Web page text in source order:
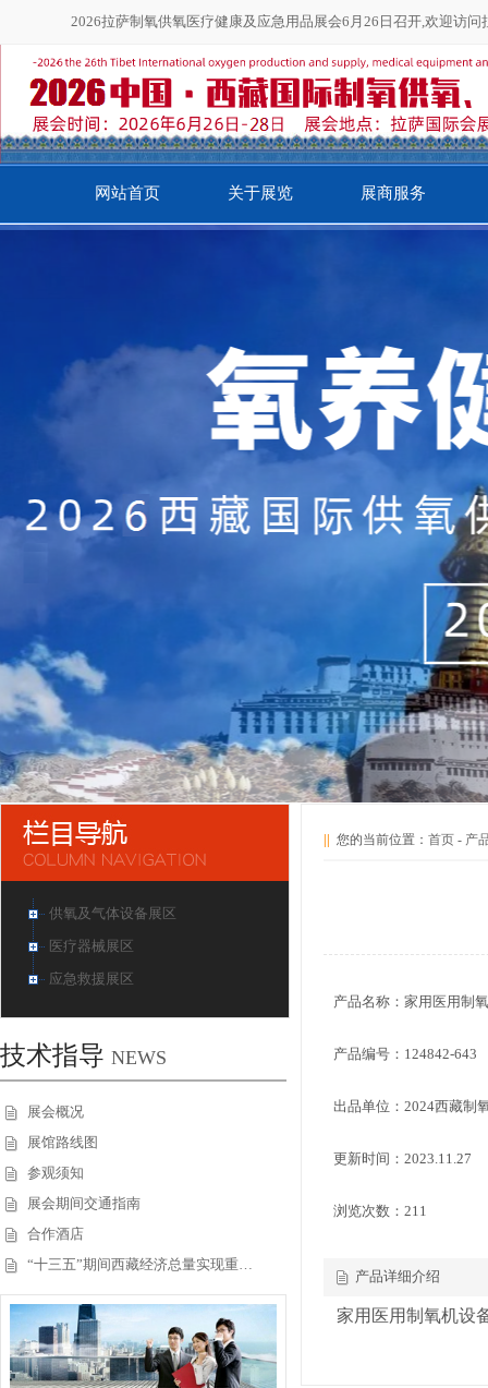
2026拉萨制氧供氧医疗健康及应急用品展会6月26日召开,欢迎访
网站首页 关于展览 展商服务
供氧及气体设备展区
医疗器械展区
应急救援展区
技术指导 NEWS
展会概况
展馆路线图
参观须知
展会期间交通指南
合作酒店
“十三五”期间西藏经济总量实现重…
您的当前位置： 首页 - 产
产品名称：家用医用制
产品编号：124842-643
出品单位：2024西藏制
更新时间：2023.11.27
浏览次数： 211
产品详细介绍
家用医用制氧机设